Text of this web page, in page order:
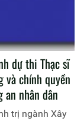
dự thi Thạc sĩ
và chính quyền
nhân dân
trị ngành Xây